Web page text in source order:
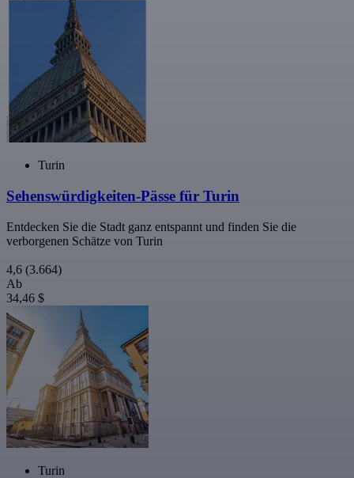
Turin
Sehenswürdigkeiten-Pässe für Turin
Entdecken Sie die Stadt ganz entspannt und finden Sie die
verborgenen Schätze von Turin
4,6 (3.664)
Ab
34,46 $
Turin